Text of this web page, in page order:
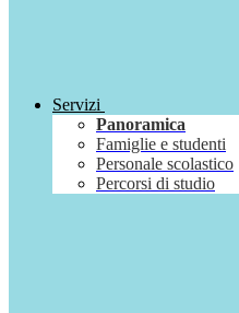
Servizi
Panoramica
Famiglie e studenti
Personale scolastico
Percorsi di studio